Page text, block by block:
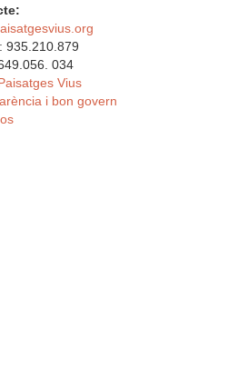
935.210.879
034
Vius
i bon govern